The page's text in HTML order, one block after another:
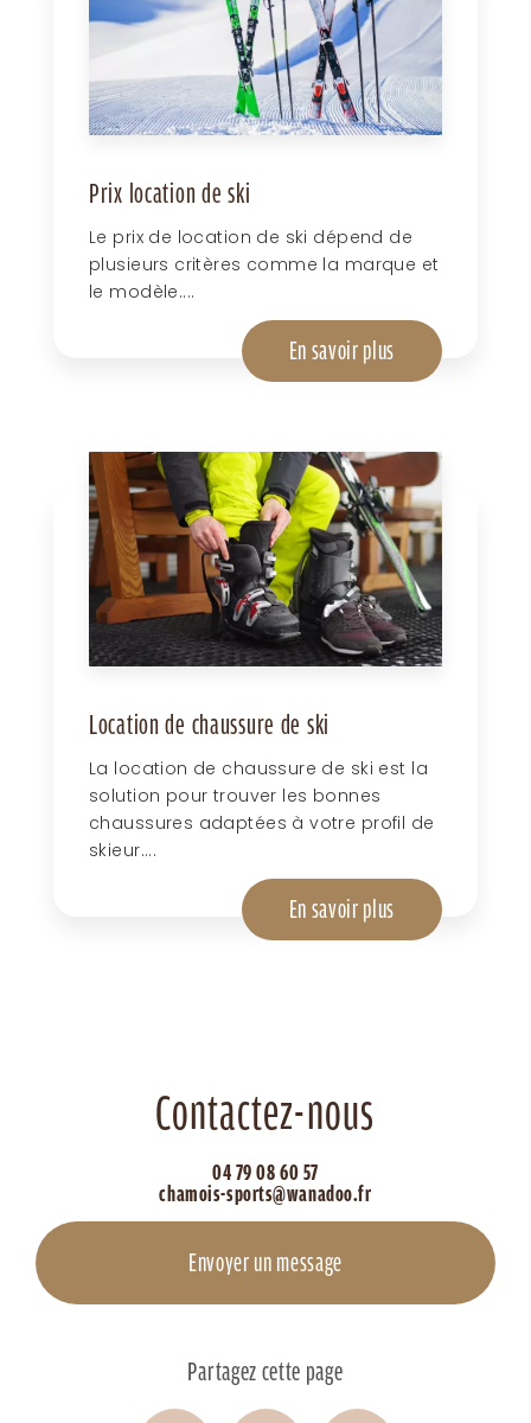
Prix location de ski
Le prix de location de ski dépend de
plusieurs critères comme la marque et
le modèle....
En savoir plus
Location de chaussure de ski
La location de chaussure de ski est la
solution pour trouver les bonnes
chaussures adaptées à votre profil de
skieur....
En savoir plus
Contactez-nous
04 79 08 60 57
chamois-sports@wanadoo.fr
Envoyer un message
Partagez cette page
Facebook